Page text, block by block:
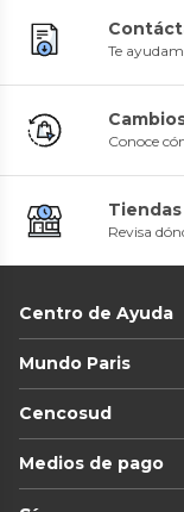
Te
Conoce
Revisa
Centro de Ayuda
Mundo Paris
Cencosud
Medios de pago